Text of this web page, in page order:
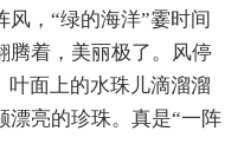
，“绿的海洋”霎时间
腾着，美丽极了。风停
叶面上的水珠儿滴溜溜
漂亮的珍珠。真是“一阵